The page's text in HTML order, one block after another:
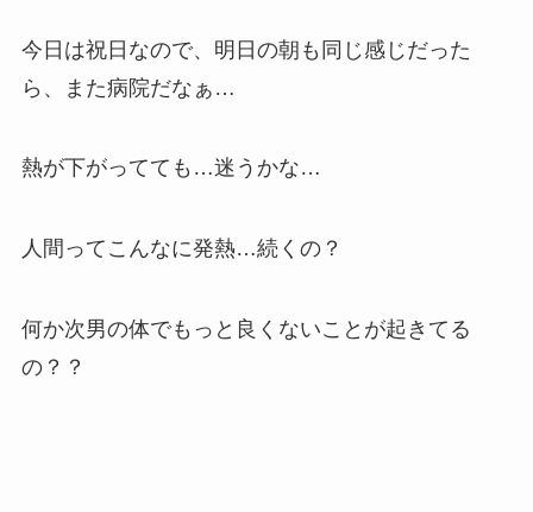
今日は祝日なので、明日の朝も同じ感じだった
ら、また病院だなぁ…
熱が下がってても…迷うかな…
人間ってこんなに発熱…続くの？
何か次男の体でもっと良くないことが起きてる
の？？